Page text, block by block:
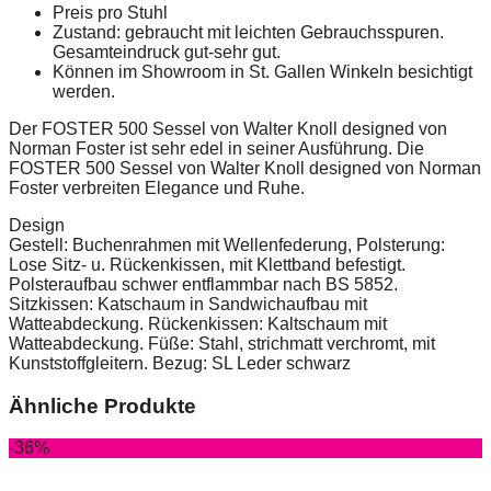
Preis pro Stuhl
Zustand: gebraucht mit leichten Gebrauchsspuren.
Gesamteindruck gut-sehr gut.
Können im Showroom in St. Gallen Winkeln besichtigt
werden.
Der FOSTER 500 Sessel von Walter Knoll designed von
Norman Foster ist sehr edel in seiner Ausführung. Die
FOSTER 500 Sessel von Walter Knoll designed von Norman
Foster verbreiten Elegance und Ruhe.
Design
Gestell: Buchenrahmen mit Wellenfederung, Polsterung:
Lose Sitz- u. Rückenkissen, mit Klettband befestigt.
Polsteraufbau schwer entflammbar nach BS 5852.
Sitzkissen: Katschaum in Sandwichaufbau mit
Watteabdeckung. Rückenkissen: Kaltschaum mit
Watteabdeckung. Füße: Stahl, strichmatt verchromt, mit
Kunststoffgleitern. Bezug: SL Leder schwarz
Ähnliche Produkte
-36%